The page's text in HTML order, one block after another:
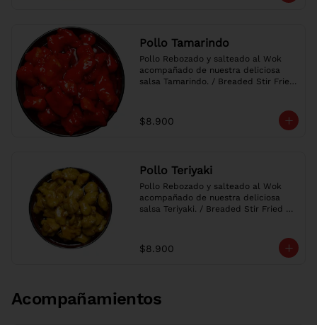
Pollo Tamarindo
Pollo Rebozado y salteado al Wok
acompañado de nuestra deliciosa
salsa Tamarindo. / Breaded Stir Fried
$8.900
Pollo Teriyaki
Pollo Rebozado y salteado al Wok
acompañado de nuestra deliciosa
salsa Teriyaki. / Breaded Stir Fried
$8.900
Acompañamientos